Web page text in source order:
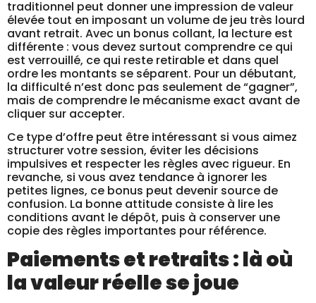
traditionnel peut donner une impression de valeur
élevée tout en imposant un volume de jeu très lourd
avant retrait. Avec un bonus collant, la lecture est
différente : vous devez surtout comprendre ce qui
est verrouillé, ce qui reste retirable et dans quel
ordre les montants se séparent. Pour un débutant,
la difficulté n’est donc pas seulement de “gagner”,
mais de comprendre le mécanisme exact avant de
cliquer sur accepter.
Ce type d’offre peut être intéressant si vous aimez
structurer votre session, éviter les décisions
impulsives et respecter les règles avec rigueur. En
revanche, si vous avez tendance à ignorer les
petites lignes, ce bonus peut devenir source de
confusion. La bonne attitude consiste à lire les
conditions avant le dépôt, puis à conserver une
copie des règles importantes pour référence.
Paiements et retraits : là où
la valeur réelle se joue